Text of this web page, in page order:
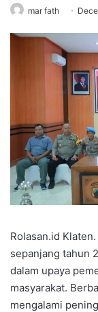
mar fath
Rolasan.id
sepanjang tahun
dalam upaya
masyarakat.
mengalami